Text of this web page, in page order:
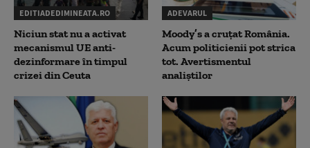
EDITIADEDIMINEATA.RO
Niciun stat nu a activat
mecanismul UE anti-
dezinformare în timpul
crizei din Ceuta
ADEVARUL
Moody’s a cruțat România.
Acum politicienii pot strica
tot. Avertismentul
analiștilor